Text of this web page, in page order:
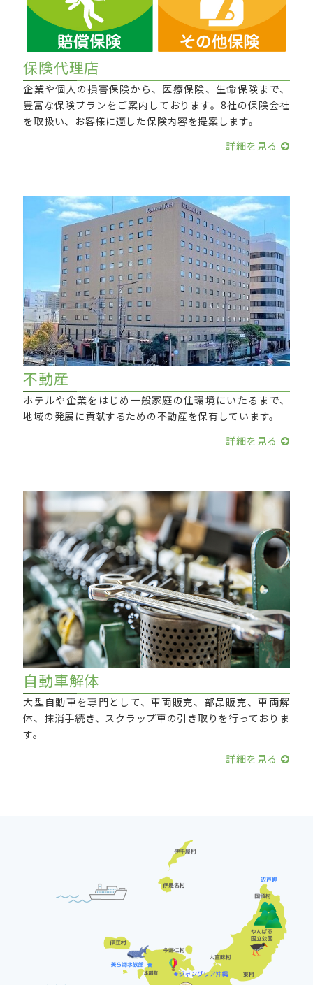
保険代理店
企業や個人の損害保険から、医療保険、生命保険まで、
豊富な保険プランをご案内しております。8社の保険会社
を取扱い、お客様に適した保険内容を提案します。
詳細を見る
不動産
ホテルや企業をはじめ一般家庭の住環境にいたるまで、
地域の発展に貢献するための不動産を保有しています。
詳細を見る
自動車解体
大型自動車を専門として、車両販売、部品販売、車両解
体、抹消手続き、スクラップ車の引き取りを行っておりま
す。
詳細を見る